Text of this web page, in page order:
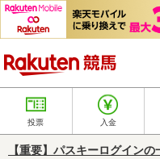
投票 入金
【重要】パスキーログイン